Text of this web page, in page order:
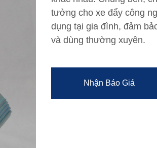
tưởng cho xe đẩy công
dụng tại gia đình, đảm
và dùng thường xuyên.
Nhận Báo Giá